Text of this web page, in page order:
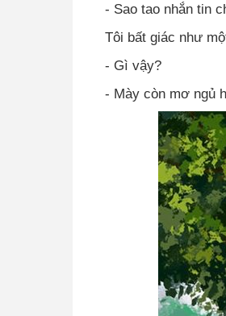
- Sao tao nhắn tin
Tôi bất giác như
- Gì vậy?
- Mày còn mơ ngủ